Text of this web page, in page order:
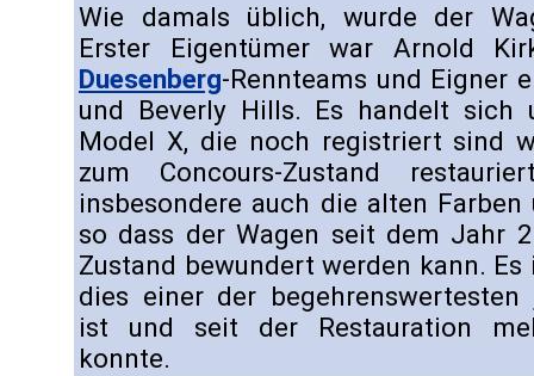
Wie damals üblich, wurde der
Erster Eigentümer war Arnold
Duesenberg-Rennteams und Eigner
und Beverly Hills. Es handelt sich
Model X, die noch registriert sind
zum Concours-Zustand
insbesondere auch die alten
so dass der Wagen seit dem Jahr
Zustand bewundert werden kann.
dies einer der begehrenswertesten
ist und seit der Restauration
konnte.